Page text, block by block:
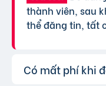
thành viên, sau
thể đăng tin, tất
Có mất phí khi